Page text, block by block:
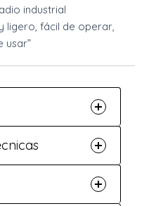
industrial
ligero, fácil de operar,
usar”